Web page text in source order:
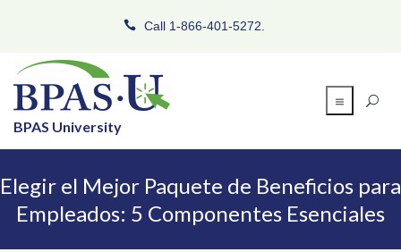
Call 1-866-401-5272.
BPAS University
Elegir el Mejor Paquete de Beneficios para
Empleados: 5 Componentes Esenciales